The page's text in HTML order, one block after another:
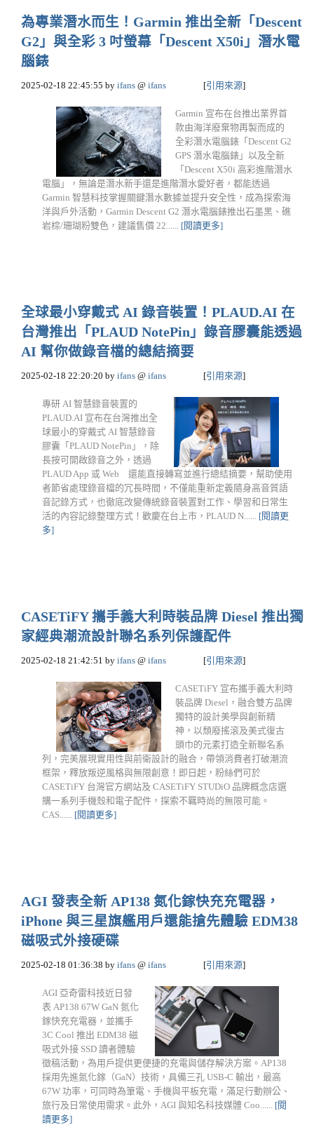
為專業潛水而生！Garmin 推出全新「Descent
G2」與全彩 3 吋螢幕「Descent X50i」潛水電
腦錶
2025-02-18 22:45:55 by ifans @ ifans [引用來源]
Garmin 宣布在台推出業界首
款由海洋廢棄物再製而成的
全彩潛水電腦錶「Descent G2
GPS 潛水電腦錶」以及全新
「Descent X50i 高彩進階潛水
電腦」，無論是潛水新手還是進階潛水愛好者，都能透過
Garmin 智慧科技掌握關鍵潛水數據並提升安全性，成為探索海
洋與戶外活動，Garmin Descent G2 潛水電腦錶推出石墨黑、礁
岩棕/珊瑚粉雙色，建議售價 22...... [閱讀更多]
全球最小穿戴式 AI 錄音裝置！PLAUD.AI 在
台灣推出「PLAUD NotePin」錄音膠囊能透過
AI 幫你做錄音檔的總結摘要
2025-02-18 22:20:20 by ifans @ ifans [引用來源]
專研 AI 智慧錄音裝置的
PLAUD.AI 宣布在台灣推出全
球最小的穿戴式 AI 智慧錄音
膠囊「PLAUD NotePin」，除
長按可開啟錄音之外，透過
PLAUD App 或 Web 還能直接轉寫並進行總結摘要，幫助使用
者節省處理錄音檔的冗長時間，不僅能重新定義隨身高音質語
音記錄方式，也徹底改變傳統錄音裝置對工作、學習和日常生
活的內容記錄整理方式！歡慶在台上市，PLAUD N...... [閱讀更
多]
CASETiFY 攜手義大利時裝品牌 Diesel 推出獨
家經典潮流設計聯名系列保護配件
2025-02-18 21:42:51 by ifans @ ifans [引用來源]
CASETiFY 宣布攜手義大利時
裝品牌 Diesel，融合雙方品牌
獨特的設計美學與創新精
神，以頹廢搖滾及美式復古
頭巾的元素打造全新聯名系
列，完美展現實用性與前衛設計的融合，帶領消費者打破潮流
框架，釋放叛逆風格與無限創意！即日起，粉絲們可於
CASETiFY 台灣官方網站及 CASETiFY STUDiO 品牌概念店選
購一系列手機殼和電子配件，探索不羈時尚的無限可能。
CAS...... [閱讀更多]
AGI 發表全新 AP138 氮化鎵快充充電器，
iPhone 與三星旗艦用戶還能搶先體驗 EDM38
磁吸式外接硬碟
2025-02-18 01:36:38 by ifans @ ifans [引用來源]
AGI 亞奇雷科技近日發
表 AP138 67W GaN 氮化
鎵快充充電器，並攜手
3C Cool 推出 EDM38 磁
吸式外接 SSD 讀者體驗
徵稿活動，為用戶提供更便捷的充電與儲存解決方案。AP138
採用先進氮化鎵（GaN）技術，具備三孔 USB-C 輸出，最高
67W 功率，可同時為筆電、手機與平板充電，滿足行動辦公、
旅行及日常使用需求。此外，AGI 與知名科技媒體 Coo...... [閱
讀更多]